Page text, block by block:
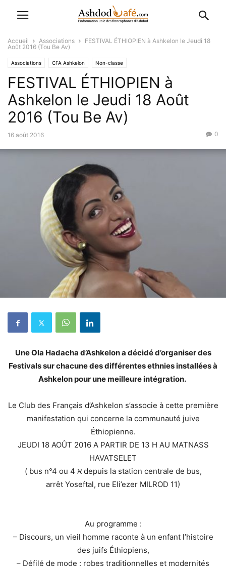
Accueil Associations
FESTIVAL ÉTHIOPIEN à Ashkelon le Jeudi 18
Août 2016 (Tou Be Av)
Associations CFA Ashkelon Non-classe
FESTIVAL ÉTHIOPIEN à
Ashkelon le Jeudi 18 Août
2016 (Tou Be Av)
16 août 2016 0
Une Ola Hadacha d’Ashkelon a décidé d’organiser des
Festivals sur chacune des différentes ethnies installées à
Ashkelon pour une meilleure intégration.
Le Club des Français d’Ashkelon s’associe à cette première
manifestation qui concerne la communauté juive
Éthiopienne.
JEUDI 18 AOÛT 2016 A PARTIR DE 13 H AU MATNASS
HAVATSELET
( bus n°4 ou 4 א depuis la station centrale de bus,
arrêt Yoseftal, rue Eli’ezer MILROD 11)
Au programme :
– Discours, un vieil homme raconte à un enfant l’histoire
des juifs Éthiopiens,
– Défilé de mode : robes traditionnelles et modernités